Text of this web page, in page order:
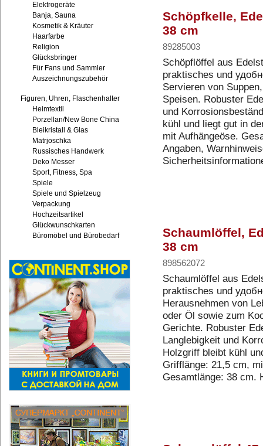
Elektrogeräte
Banja, Sauna
Kosmetik & Kräuter
Haarfarbe
Religion
Glücksbringer
Für Fans und Sammler
Auszeichnungszubehör
Figuren, Uhren, Flaschenhalter
Heimtextil
Porzellan/New Bone China
Bleikristall & Glas
Matrjoschka
Russisches Handwerk
Deko Messer
Sport, Fitness, Spa
Spiele
Spiele und Spielzeug
Verpackung
Hochzeitsartikel
Glückwunschkarten
Büromöbel und Bürobedarf
Schöpfkelle,
38 cm
89285003
Schöpflöffel aus
praktisches und
Servieren von
Speisen. Robuster
und
kühl und liegt gut in
mit Aufhängeöse.
Angaben,
Schaumlöffel,
38 cm
898562072
Schaumlöffel aus
praktisches und
Herausnehmen von
oder Öl sowie zum
Gerichte. Robuster
Langlebigkeit und
Holzgriff bleibt kühl
Grifflänge: 21,5 cm,
Gesamtlänge: 38 cm.